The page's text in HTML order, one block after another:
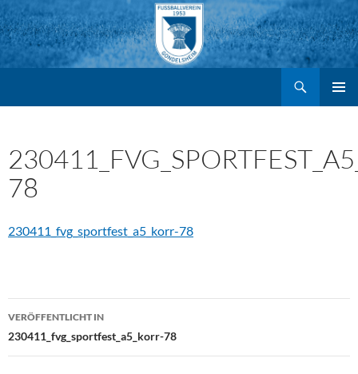
Zum
Inhalt
springen
78
230411_fvg_sportfest_a5_korr-78
Beitragsnavigation
VERÖFFENTLICHT IN
230411_fvg_sportfest_a5_korr-78